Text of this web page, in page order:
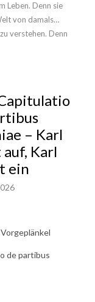
Leben. Denn sie
von damals
verstehen. Denn
– Karl
Karl
ein
de partibus